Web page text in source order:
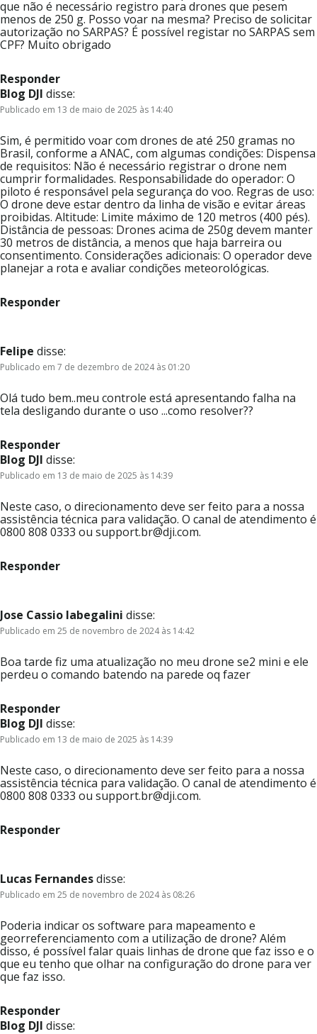
que não é necessário registro para drones que pesem
menos de 250 g. Posso voar na mesma? Preciso de solicitar
autorização no SARPAS? É possível registar no SARPAS sem
CPF? Muito obrigado
Responder
Blog DJI disse:
Publicado em 13 de maio de 2025 às 14:40
Sim, é permitido voar com drones de até 250 gramas no
Brasil, conforme a ANAC, com algumas condições: Dispensa
de requisitos: Não é necessário registrar o drone nem
cumprir formalidades. Responsabilidade do operador: O
piloto é responsável pela segurança do voo. Regras de uso:
O drone deve estar dentro da linha de visão e evitar áreas
proibidas. Altitude: Limite máximo de 120 metros (400 pés).
Distância de pessoas: Drones acima de 250g devem manter
30 metros de distância, a menos que haja barreira ou
consentimento. Considerações adicionais: O operador deve
planejar a rota e avaliar condições meteorológicas.
Responder
Felipe disse:
Publicado em 7 de dezembro de 2024 às 01:20
Olá tudo bem..meu controle está apresentando falha na
tela desligando durante o uso ...como resolver??
Responder
Blog DJI disse:
Publicado em 13 de maio de 2025 às 14:39
Neste caso, o direcionamento deve ser feito para a nossa
assistência técnica para validação. O canal de atendimento é
0800 808 0333 ou support.br@dji.com.
Responder
Jose Cassio labegalini disse:
Publicado em 25 de novembro de 2024 às 14:42
Boa tarde fiz uma atualização no meu drone se2 mini e ele
perdeu o comando batendo na parede oq fazer
Responder
Blog DJI disse:
Publicado em 13 de maio de 2025 às 14:39
Neste caso, o direcionamento deve ser feito para a nossa
assistência técnica para validação. O canal de atendimento é
0800 808 0333 ou support.br@dji.com.
Responder
Lucas Fernandesdisse:
Publicado em 25 de novembro de 2024 às 08:26
Poderia indicar os software para mapeamento e
georreferenciamento com a utilização de drone? Além
disso, é possível falar quais linhas de drone que faz isso e o
que eu tenho que olhar na configuração do drone para ver
que faz isso.
Responder
Blog DJI disse: